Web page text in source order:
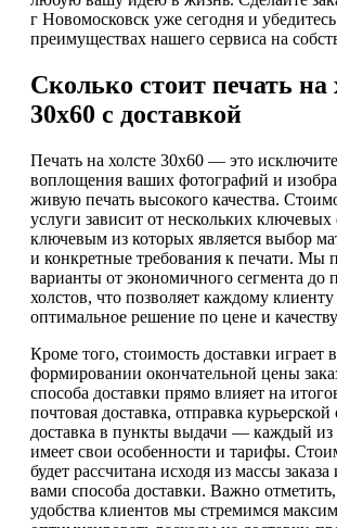
г Новомосковск уже сегодня и
преимуществах нашего сервиса на
Сколько стоит печать на
30х60 с доставкой
Печать на холсте 30х60 — это
воплощения ваших фотографий и
живую печать высокого качества.
услуги зависит от нескольких ключевых
ключевым из которых является выбор
и конкретные требования к печати. Мы
варианты от экономичного сегмента до
холстов, что позволяет каждому
оптимальное решение по цене и
Кроме того, стоимость доставки играет
формировании окончательной цены
способа доставки прямо влияет на
почтовая доставка, отправка
доставка в пункты выдачи — каждый из
имеет свои особенности и тарифы.
будет рассчитана исходя из массы
вами способа доставки. Важно
удобства клиентов мы стремимся